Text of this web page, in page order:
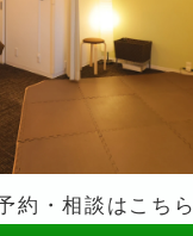
約・相談はこちら